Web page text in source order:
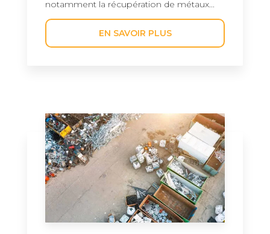
notamment la récupération de métaux...
EN SAVOIR PLUS